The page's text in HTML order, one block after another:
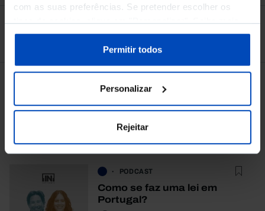
com as suas preferências. Se pretender escolher os
tipos de cookies, clique em "Personalizar". Saiba mais
sobre cookies através da gestão de preferências ou da
Política de Cookies.
Permitir todos
Personalizar
Rejeitar
Ver todos
Também lhe pode
interessar
PODCAST
Como se faz uma lei em
Portugal?